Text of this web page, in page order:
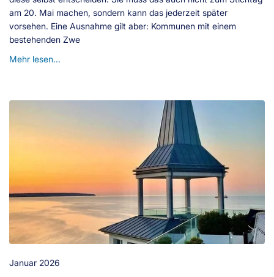
am 20. Mai machen, sondern kann das jederzeit später
vorsehen. Eine Ausnahme gilt aber: Kommunen mit einem
bestehenden Zwe
Mehr lesen...
Januar 2026